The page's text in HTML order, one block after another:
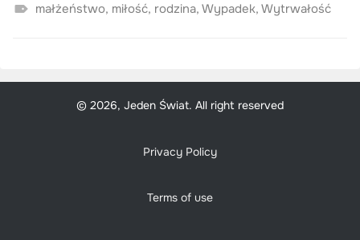
małżeństwo, miłość, rodzina, Wypadek, Wytrwałość
© 2026, Jeden Świat. All right reserved
Privacy Policy
Terms of use